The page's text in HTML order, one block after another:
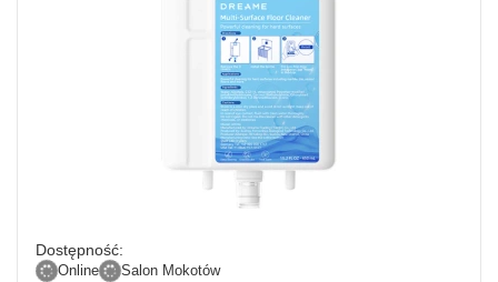
Dostępność:
Online Salon Mokotów